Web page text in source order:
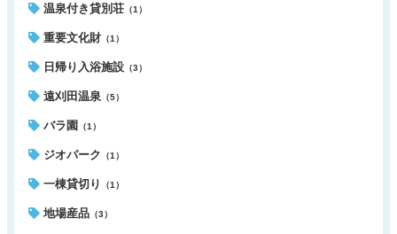
温泉付き貸別荘 （1）
重要文化財（1）
日帰り入浴施設 （3）
遠刈田温泉 （5）
バラ園 （1）
ジオパーク （1）
一棟貸切り （1）
地場産品 （3）